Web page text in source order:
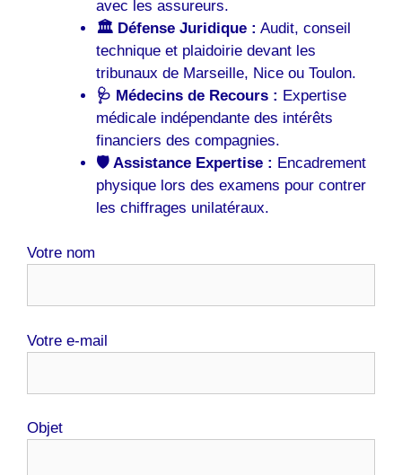
avec les assureurs.
🏛️ Défense Juridique : Audit, conseil
technique et plaidoirie devant les
tribunaux de Marseille, Nice ou Toulon.
🩺 Médecins de Recours : Expertise
médicale indépendante des intérêts
financiers des compagnies.
🛡️ Assistance Expertise : Encadrement
physique lors des examens pour contrer
les chiffrages unilatéraux.
Votre nom
Votre e-mail
Objet